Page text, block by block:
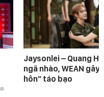
Jaysonlei – Quang
ngã nhào, WEAN gây
hôn” táo bạo